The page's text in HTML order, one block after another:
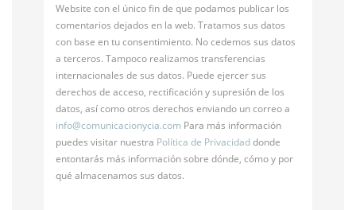
Website con el único fin de que podamos publicar los
comentarios dejados en la web. Tratamos sus datos
con base en tu consentimiento. No cedemos sus datos
a terceros. Tampoco realizamos transferencias
internacionales de sus datos. Puede ejercer sus
derechos de acceso, rectificación y supresión de los
datos, así como otros derechos enviando un correo a
info@comunicacionycia.com Para más información
puedes visitar nuestra Política de Privacidaddonde
entontarás más información sobre dónde, cómo y por
qué almacenamos sus datos.